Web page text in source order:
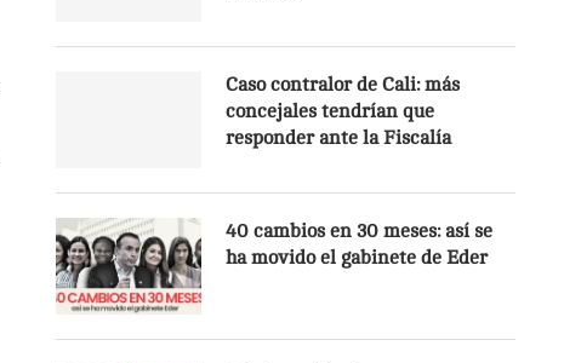
Caso contralor de Cali: más
concejales tendrían que
responder ante la Fiscalía
40 cambios en 30 meses: así se
ha movido el gabinete de Eder